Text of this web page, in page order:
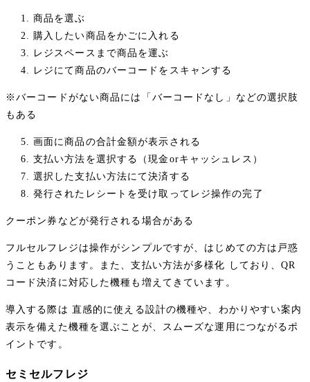
商品を選ぶ
購入したい商品をかごに入れる
レジスペースまで商品を運ぶ
レジにて商品のバーコードをスキャンする
※バーコードがない商品には「バーコードなし」などの選択肢
もある
画面に商品の合計金額が表示される
支払い方法を選択する（現金orキャッシュレス）
選択した支払い方法にて決済する
発行されたレシートを受け取ってレジ操作の完了
クーポン券などが発行される場合がある
フルセルフレジは操作がシンプルですが、はじめての方は戸惑
うこともあります。また、支払い方法が多様化 しており、QR
コード決済に対応した機種も増えてきています。
導入する際は 直感的に使える設計の機種や、わかりやすい案内
表示を備えた機種を選ぶことが、スムーズな運用につながるポ
イントです。
セミセルフレジ